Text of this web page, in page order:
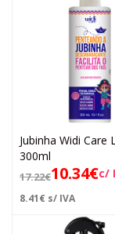
Jubinha Widi Care
300ml
17.22€10.34€c/
8.41€ s/ IVA